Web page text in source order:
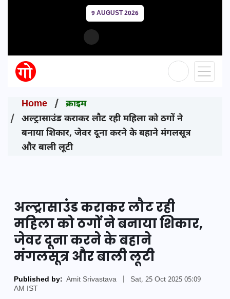
9 AUGUST 2026
Home
क्राइम
अल्ट्रासाउंड कराकर लौट रही महिला को ठगों ने
बनाया शिकार, जेवर दूना करने के बहाने मंगलसूत्र
और बाली लूटी
अल्ट्रासाउंड कराकर लौट रही
महिला को ठगों ने बनाया शिकार,
जेवर दूना करने के बहाने
मंगलसूत्र और बाली लूटी
Published by: Amit Srivastava
Sat, 25 Oct 2025 05:09
AM IST